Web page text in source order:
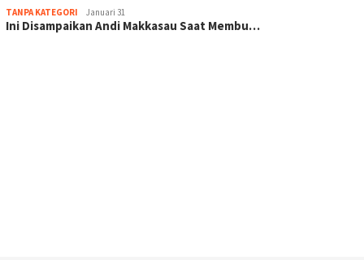
TANPA KATEGORI Januari 31
Ini Disampaikan Andi Makkasau Saat Membu…